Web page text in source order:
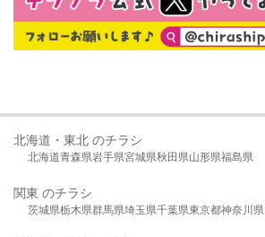
北海道・東北 のチラシ
北海道青森県岩手県宮城県秋田県山形県福島県
関東 のチラシ
茨城県栃木県群馬県埼玉県千葉県東京都神奈川県